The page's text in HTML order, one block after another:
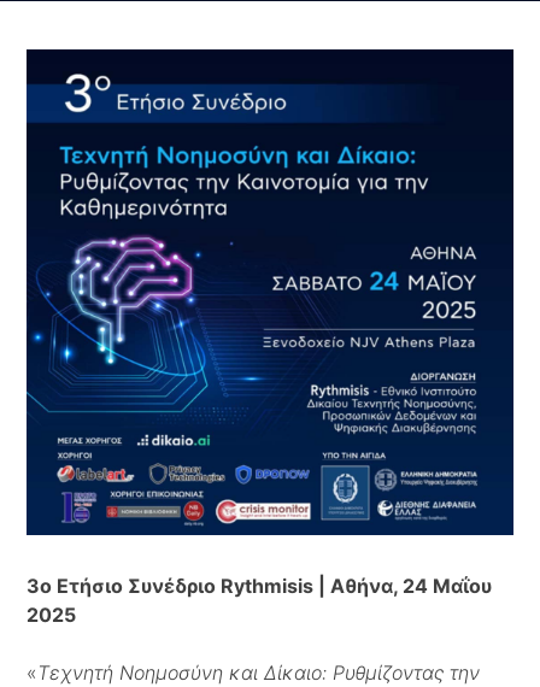
3ο Ετήσιο Συνέδριο Rythmisis | Αθήνα, 24 Μαΐου
2025
« Τεχνητή Νοημοσύνη και Δίκαιο: Ρυθμίζοντας την